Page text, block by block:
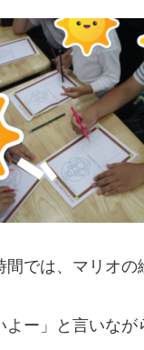
間では、マリオ
よー」と言いな